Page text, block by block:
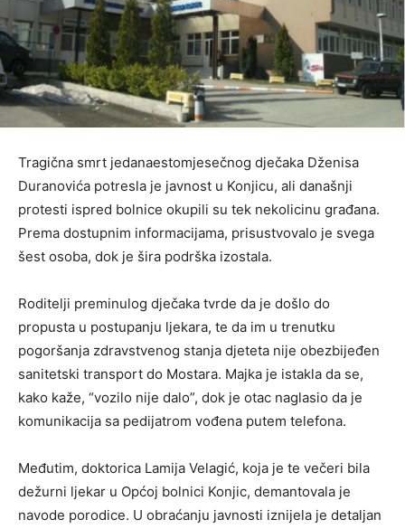
Tragična smrt jedanaestomjesečnog dječaka Dženisa
Duranovića potresla je javnost u Konjicu, ali današnji
protesti ispred bolnice okupili su tek nekolicinu građana.
Prema dostupnim informacijama, prisustvovalo je svega
šest osoba, dok je šira podrška izostala.
Roditelji preminulog dječaka tvrde da je došlo do
propusta u postupanju ljekara, te da im u trenutku
pogoršanja zdravstvenog stanja djeteta nije obezbijeđen
sanitetski transport do Mostara. Majka je istakla da se,
kako kaže, “vozilo nije dalo”, dok je otac naglasio da je
komunikacija sa pedijatrom vođena putem telefona.
Međutim, doktorica Lamija Velagić, koja je te večeri bila
dežurni ljekar u Općoj bolnici Konjic, demantovala je
navode porodice. U obraćanju javnosti iznijela je detaljan